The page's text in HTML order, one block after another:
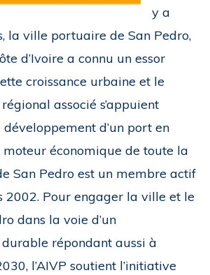
y a
la ville portuaire de San Pedro,
d’Ivoire a connu un essor
croissance urbaine et le
associé s’appuient
d’un port en
moteur économique de toute la
San Pedro est un membre actif
2002. Pour engager la ville et le
dans la voie d’un
répondant aussi à
l’AIVP soutient l’initiative